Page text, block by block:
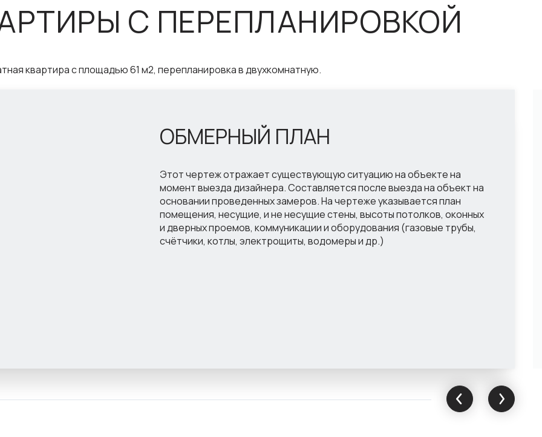
С ПЕРЕПЛАНИРОВКОЙ
квартира с площадью 61 м2, перепланировка в двухкомнатную.
ОБМЕРНЫЙ ПЛАН
Этот чертеж отражает существующую ситуацию на объекте на
момент выезда дизайнера. Составляется после выезда на объект на
основании проведенных замеров. На чертеже указывается план
помещения, несущие, и не несущие стены, высоты потолков, оконных
и дверных проемов, коммуникации и оборудования (газовые трубы,
счётчики, котлы, электрощиты, водомеры и др.)